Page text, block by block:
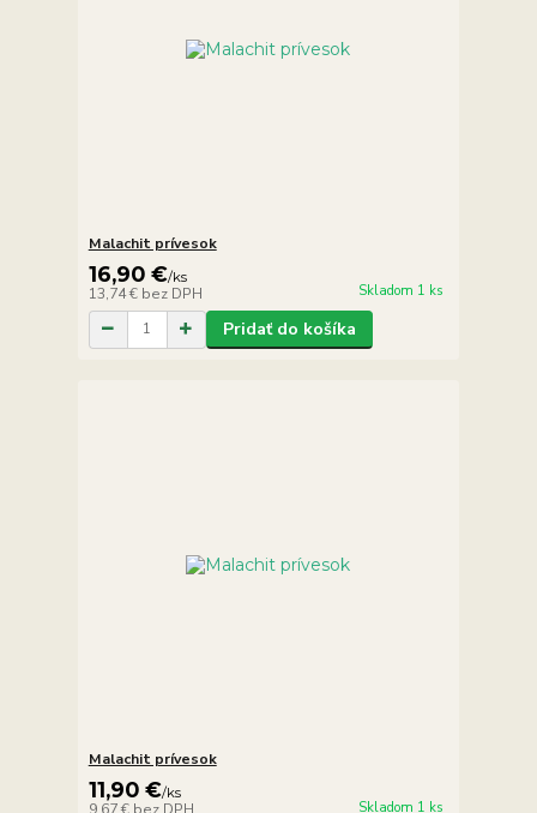
Malachit prívesok
16,90 €/ks
13,74 € bez DPH Skladom 1 ks
Pridať do košíka
Malachit prívesok
11,90 €/ks
Skladom 1 ks